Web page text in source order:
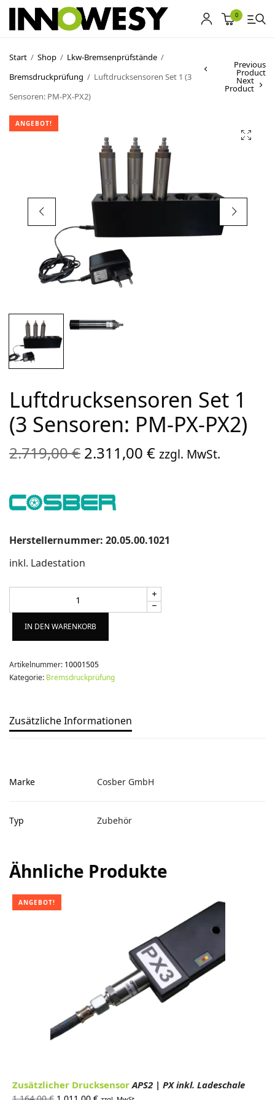
0
Start / Shop / Lkw-Bremsenprüfstände /
Bremsdruckprüfung / Luftdrucksensoren Set 1 (3
Sensoren: PM-PX-PX2)
Previous
Product
Next
Product
ANGEBOT!
Luftdrucksensoren Set 1
(3 Sensoren: PM-PX-PX2)
2.719,00€ Ursprünglicher
Preis war:
2.311,00€Aktueller
Preis ist:
zzgl. MwSt.
Herstellernummer: 20.05.00.1021
inkl. Ladestation
IN DEN WARENKORB
Artikelnummer: 10001505
Kategorie: Bremsdruckprüfung
Zusätzliche Informationen
Marke Cosber GmbH
Typ Zubehör
Ähnliche Produkte
ANGEBOT!
Zusätzlicher DrucksensorAPS2 | PX inkl. Ladeschale
Shop
Ankauf